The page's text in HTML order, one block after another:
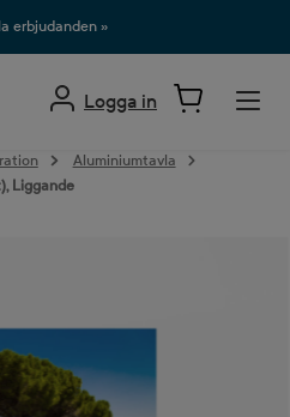
erbjudanden »
Logga in
Aluminiumtavla
Liggande